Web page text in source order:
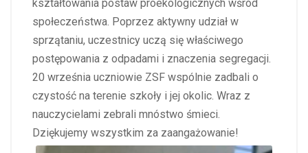
kształtowania postaw proekologicznych wśród
społeczeństwa. Poprzez aktywny udział w
sprzątaniu, uczestnicy uczą się właściwego
postępowania z odpadami i znaczenia segregacji.
20 września uczniowie ZSF wspólnie zadbali o
czystość na terenie szkoły i jej okolic. Wraz z
nauczycielami zebrali mnóstwo śmieci.
Dziękujemy wszystkim za zaangażowanie!